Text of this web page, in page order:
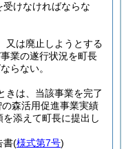
受けなければならな
又は廃止しようとする
業の遂行状況を町長
らない。
きは、当該事業を完了
森活用促進事業実績
添えて町長に提出し
書(様式第7号)